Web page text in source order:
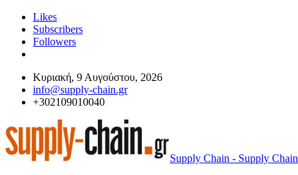
Likes
Subscribers
Followers
Κυριακή, 9 Αυγούστου, 2026
info@supply-chain.gr
+302109010040
Supply Chain - Supply Chain